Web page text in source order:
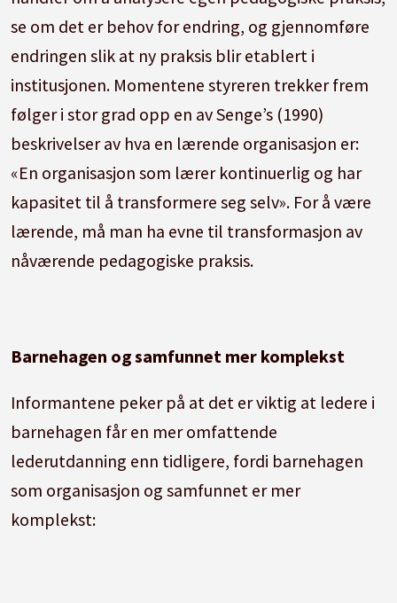
se om det er behov for endring, og gjennomføre
endringen slik at ny praksis blir etablert i
institusjonen. Momentene styreren trekker frem
følger i stor grad opp en av Senge’s (1990)
beskrivelser av hva en lærende organisasjon er:
«En organisasjon som lærer kontinuerlig og har
kapasitet til å transformere seg selv». For å være
lærende, må man ha evne til transformasjon av
nåværende pedagogiske praksis.
Barnehagen og samfunnet mer komplekst
Informantene peker på at det er viktig at ledere i
barnehagen får en mer omfattende
lederutdanning enn tidligere, fordi barnehagen
som organisasjon og samfunnet er mer
komplekst: